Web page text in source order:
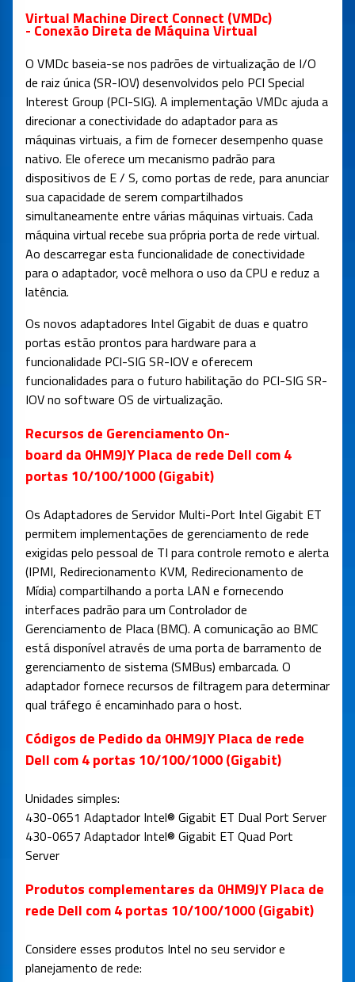
Virtual Machine Direct Connect (VMDc)
- Conexão Direta de Máquina Virtual
O VMDc baseia-se nos padrões de virtualização de I/O
de raiz única (SR-IOV) desenvolvidos pelo PCI Special
Interest Group (PCI-SIG). A implementação VMDc ajuda a
direcionar a conectividade do adaptador para as
máquinas virtuais, a fim de fornecer desempenho quase
nativo. Ele oferece um mecanismo padrão para
dispositivos de E / S, como portas de rede, para anunciar
sua capacidade de serem compartilhados
simultaneamente entre várias máquinas virtuais. Cada
máquina virtual recebe sua própria porta de rede virtual.
Ao descarregar esta funcionalidade de conectividade
para o adaptador, você melhora o uso da CPU e reduz a
latência.
Os novos adaptadores Intel Gigabit de duas e quatro
portas estão prontos para hardware para a
funcionalidade PCI-SIG SR-IOV e oferecem
funcionalidades para o futuro habilitação do PCI-SIG SR-
IOV no software OS de virtualização.
Recursos de Gerenciamento On-
board da 0HM9JY Placa de rede Dell com 4
portas 10/100/1000 (Gigabit)
Os Adaptadores de Servidor Multi-Port Intel Gigabit ET
permitem implementações de gerenciamento de rede
exigidas pelo pessoal de TI para controle remoto e alerta
(IPMI, Redirecionamento KVM, Redirecionamento de
Mídia) compartilhando a porta LAN e fornecendo
interfaces padrão para um Controlador de
Gerenciamento de Placa (BMC). A comunicação ao BMC
está disponível através de uma porta de barramento de
gerenciamento de sistema (SMBus) embarcada. O
adaptador fornece recursos de filtragem para determinar
qual tráfego é encaminhado para o host.
Códigos de Pedido da 0HM9JY Placa de rede
Dell com 4 portas 10/100/1000 (Gigabit)
Unidades simples:
430-0651 Adaptador Intel® Gigabit ET Dual Port Server
430-0657 Adaptador Intel® Gigabit ET Quad Port
Server
Produtos complementares da 0HM9JY Placa de
rede Dell com 4 portas 10/100/1000 (Gigabit)
Considere esses produtos Intel no seu servidor e
planejamento de rede: